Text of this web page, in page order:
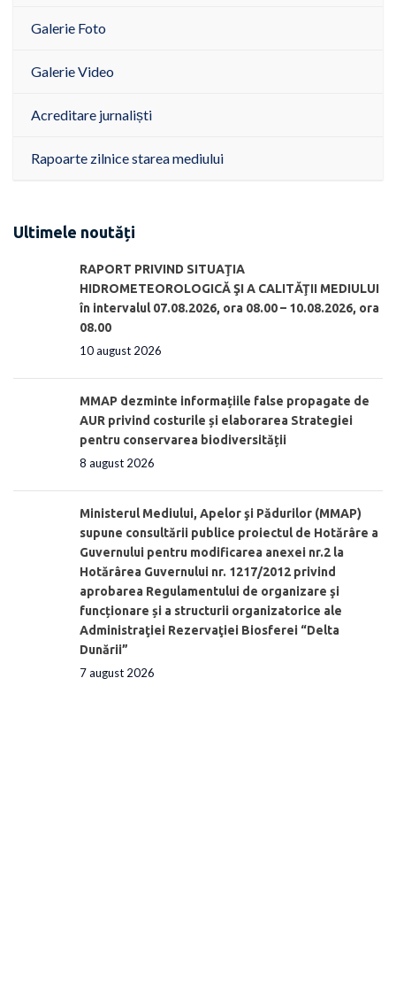
Galerie Foto
Galerie Video
Acreditare jurnaliști
Rapoarte zilnice starea mediului
Ultimele noutăți
RAPORT PRIVIND SITUAŢIA
HIDROMETEOROLOGICĂ ŞI A CALITĂŢII MEDIULUI
în intervalul 07.08.2026, ora 08.00 – 10.08.2026, ora
08.00
10 august 2026
MMAP dezminte informațiile false propagate de
AUR privind costurile și elaborarea Strategiei
pentru conservarea biodiversității
8 august 2026
Ministerul Mediului, Apelor şi Pădurilor (MMAP)
supune consultării publice proiectul de Hotărâre a
Guvernului pentru modificarea anexei nr.2 la
Hotărârea Guvernului nr. 1217/2012 privind
aprobarea Regulamentului de organizare şi
funcționare și a structurii organizatorice ale
Administraţiei Rezervaţiei Biosferei “Delta
Dunării”
7 august 2026